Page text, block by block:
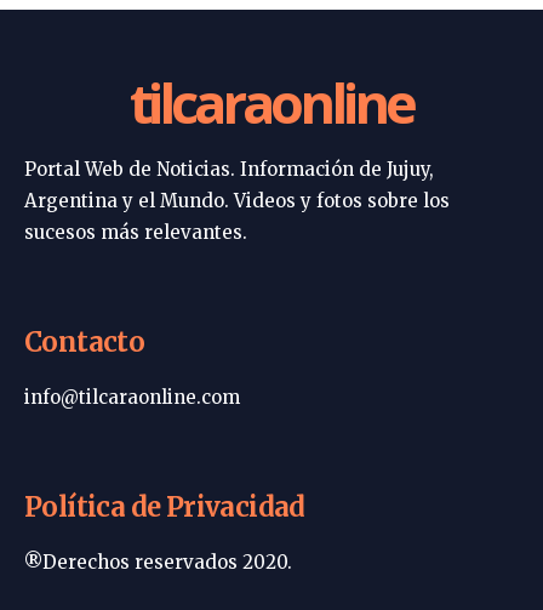
tilcaraonline
Portal Web de Noticias. Información de Jujuy,
Argentina y el Mundo. Videos y fotos sobre los
sucesos más relevantes.
Contacto
info@tilcaraonline.com
Política de Privacidad
®Derechos reservados 2020.